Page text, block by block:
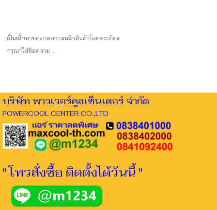
เป็นเนื้อหาของบทความหรือสินค้าโดยละเอียด
กรุณาใส่ข้อความ …
บริษัท พาวเวอร์คูลเซ็นเตอร์ จำกัด
POWERCOOL CENTER CO.,LTD
" โทรสั่งซื้อ ติดตั้งได้วันนี้ "